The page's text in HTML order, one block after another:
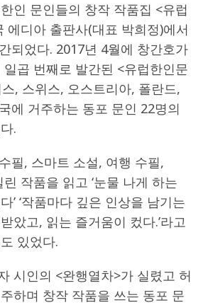
인 문인들의 창작 작품집 <유럽
에디아 출판사(대표 박희정)에서
되었다. 2017년 4월에 창간호가
곱 번째로 발간된 <유럽한인문
, 스위스, 오스트리아, 폴란드,
에 거주하는 동포 문인 22명의
.
필, 스마트 소설, 여행 수필,
작품을 읽고 ‘눈물 나게 하는
’ ‘작품마다 깊은 인상을 남기는
았고, 읽는 즐거움이 컸다.’라고
있었다.
시인의 <완행열차>가 실렸고 허
하며 창작 작품을 쓰는 동포 문